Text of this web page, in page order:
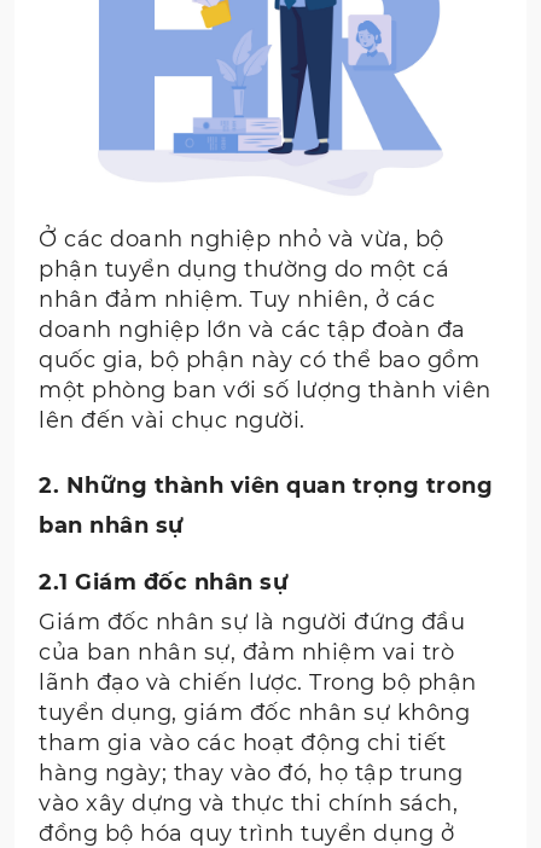
Ở các doanh nghiệp nhỏ và vừa, bộ
phận tuyển dụng thường do một cá
nhân đảm nhiệm. Tuy nhiên, ở các
doanh nghiệp lớn và các tập đoàn đa
quốc gia, bộ phận này có thể bao gồm
một phòng ban với số lượng thành viên
lên đến vài chục người.
2. Những thành viên quan trọng trong
ban nhân sự
2.1 Giám đốc nhân sự
Giám đốc nhân sự là người đứng đầu
của ban nhân sự, đảm nhiệm vai trò
lãnh đạo và chiến lược. Trong bộ phận
tuyển dụng, giám đốc nhân sự không
tham gia vào các hoạt động chi tiết
hàng ngày; thay vào đó, họ tập trung
vào xây dựng và thực thi chính sách,
đồng bộ hóa quy trình tuyển dụng ở